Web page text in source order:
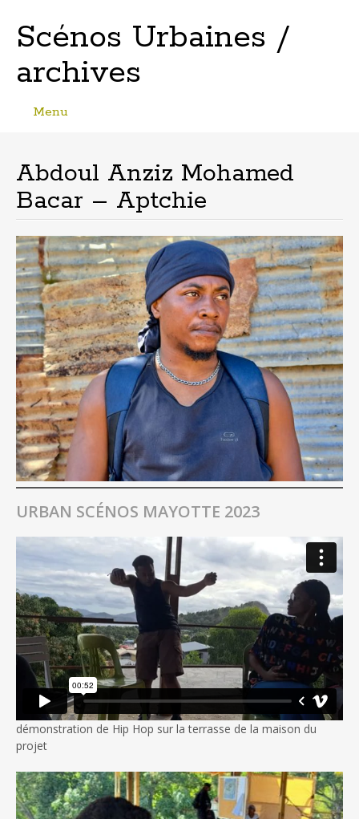
Scénos Urbaines /
archives
Menu
Abdoul Anziz Mohamed
Bacar – Aptchie
URBAN SCÉNOS MAYOTTE 2023
démonstration de Hip Hop sur la terrasse de la maison du
projet